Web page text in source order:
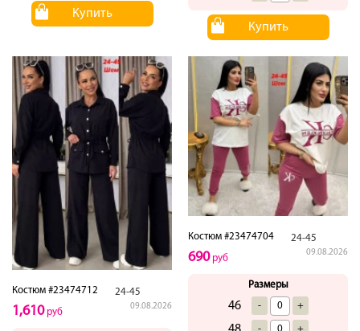
Купить
Купить
Костюм #23474712 24-45
09.08.2026
1,610руб
Костюм #23474704 24-45
09.08.2026
690руб
Размеры
46 - +
- +